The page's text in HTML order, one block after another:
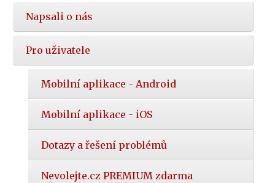
Napsali o nás
Pro uživatele
Mobilní aplikace - Android
Mobilní aplikace - iOS
Dotazy a řešení problémů
Nevolejte.cz PREMIUM zdarma